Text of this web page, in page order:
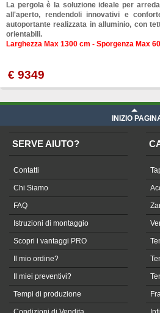
La pergola è la soluzione ideale per
all'aperto, rendendoli innovativi e
autoportante realizzata in alluminio, con
orientabili.
Larghezza Max 1300 cm - Sporgenza Max
€ 9349
INIZIO
SERVE AIUTO?
Contatti
Chi Siamo
FAQ
Istruzioni di montaggio
Scopri i vantaggi PRO
Il mio ordine?
Il miei preventivi?
Tempi di produzione